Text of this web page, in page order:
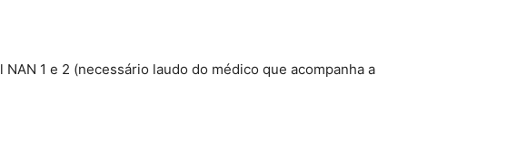
NAN 1 e 2 (necessário laudo do médico que acompanha a